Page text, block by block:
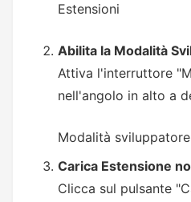
Estensioni
Abilita la Modalità
Attiva l'interruttore
nell'angolo in alto a
Modalità
Carica Estensione
Clicca sul pulsante